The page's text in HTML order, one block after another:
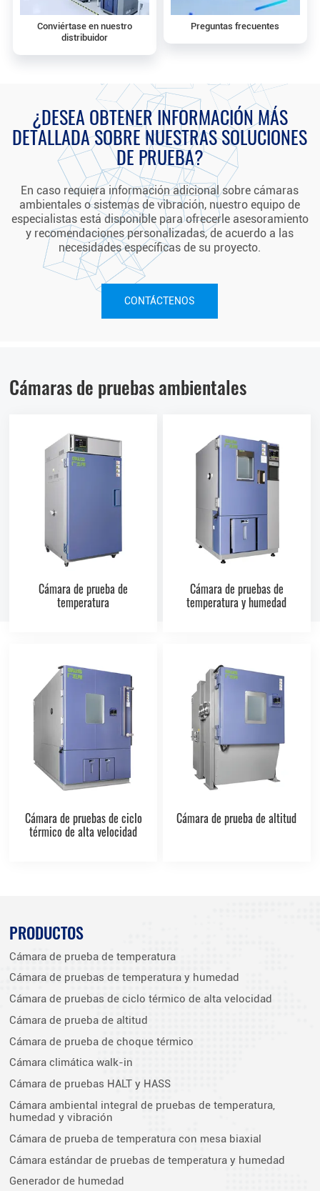
Conviértase en nuestro
distribuidor
Preguntas frecuentes
¿DESEA OBTENER INFORMACIÓN MÁS
DETALLADA SOBRE NUESTRAS SOLUCIONES
DE PRUEBA?
En caso requiera información adicional sobre cámaras
ambientales o sistemas de vibración, nuestro equipo de
especialistas está disponible para ofrecerle asesoramiento
y recomendaciones personalizadas, de acuerdo a las
necesidades específicas de su proyecto.
CONTÁCTENOS
Cámaras de pruebas ambientales
Cámara de prueba de
temperatura
Cámara de pruebas de
temperatura y humedad
Cámara de pruebas de ciclo
térmico de alta velocidad
Cámara de prueba de altitud
PRODUCTOS
Cámara de prueba de temperatura
Cámara de pruebas de temperatura y humedad
Cámara de pruebas de ciclo térmico de alta velocidad
Cámara de prueba de altitud
Cámara de prueba de choque térmico
Cámara climática walk-in
Cámara de pruebas HALT y HASS
Cámara ambiental integral de pruebas de temperatura,
humedad y vibración
Cámara de prueba de temperatura con mesa biaxial
Cámara estándar de pruebas de temperatura y humedad
Generador de humedad